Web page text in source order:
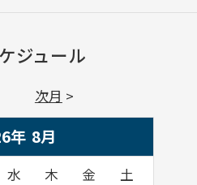
ジュール
年 8月
水 木 金 土
次月